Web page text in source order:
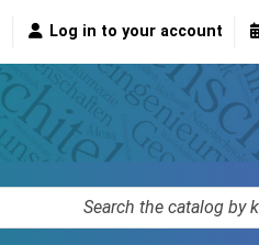
Log in to your account